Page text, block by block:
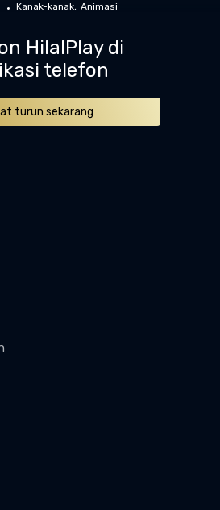
Kanak-kanak Animasi
HilalPlay di
telefon
turun sekarang